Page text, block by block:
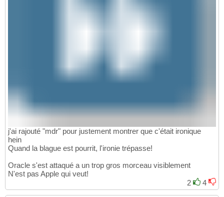
j'ai rajouté "mdr" pour justement montrer que c'était ironique
hein
Quand la blague est pourrit, l'ironie trépasse!
Oracle s'est attaqué a un trop gros morceau visiblement
N'est pas Apple qui veut!
2
4